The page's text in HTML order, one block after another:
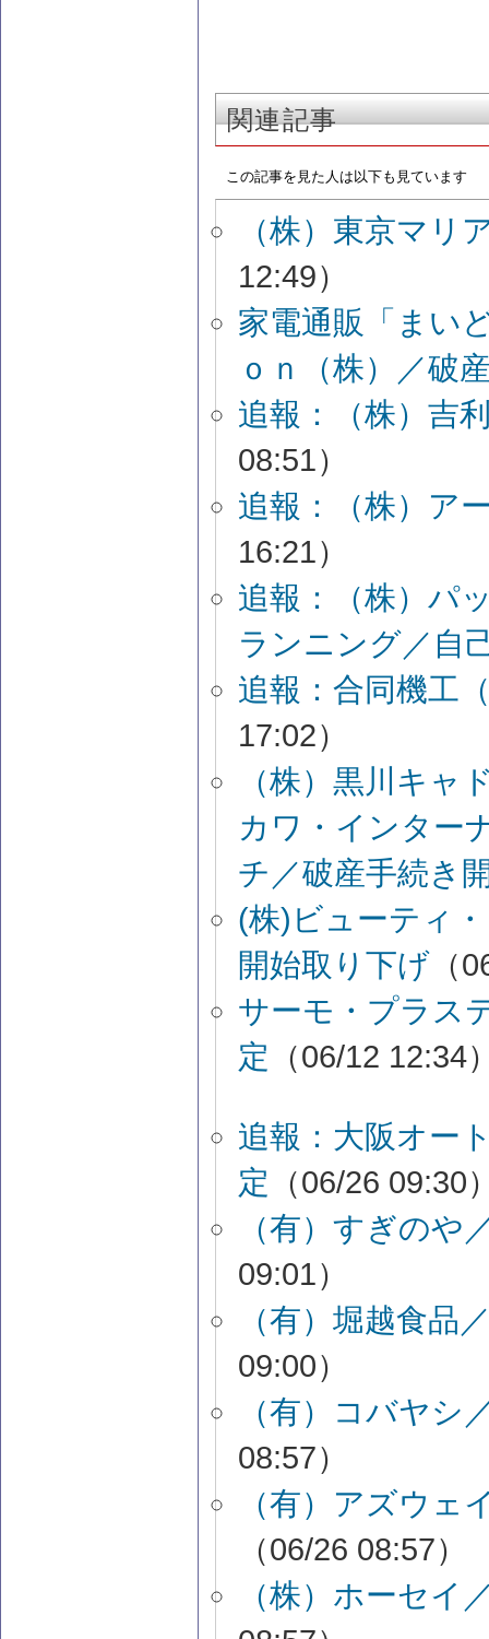
関連記事
この記事を見た人は以下も見ています
（株）東京マリ
12:49）
家電通販「まい
ｏｎ（株）／破
追報：（株）吉
08:51）
追報：（株）ア
16:21）
追報：（株）パ
ランニング／自
追報：合同機工
17:02）
（株）黒川キャ
カワ・インター
チ／破産手続き
(株)ビューティ
開始取り下げ （
サーモ・プラス
定 （06/12 12:34
追報：大阪オー
定 （06/26 09:30
（有）すぎのや
09:01）
（有）堀越食品
09:00）
（有）コバヤシ
08:57）
（有）アズウェ
（06/26 08:57）
（株）ホーセイ